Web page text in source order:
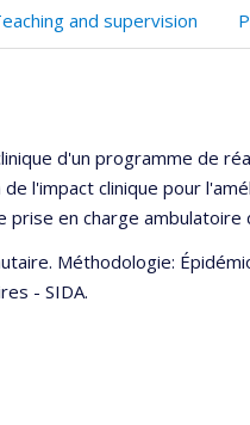
(faculté,département,école)
and supervision
d'un programme de
l'impact clinique pour
prise en charge
Méthodologie:
- SIDA.